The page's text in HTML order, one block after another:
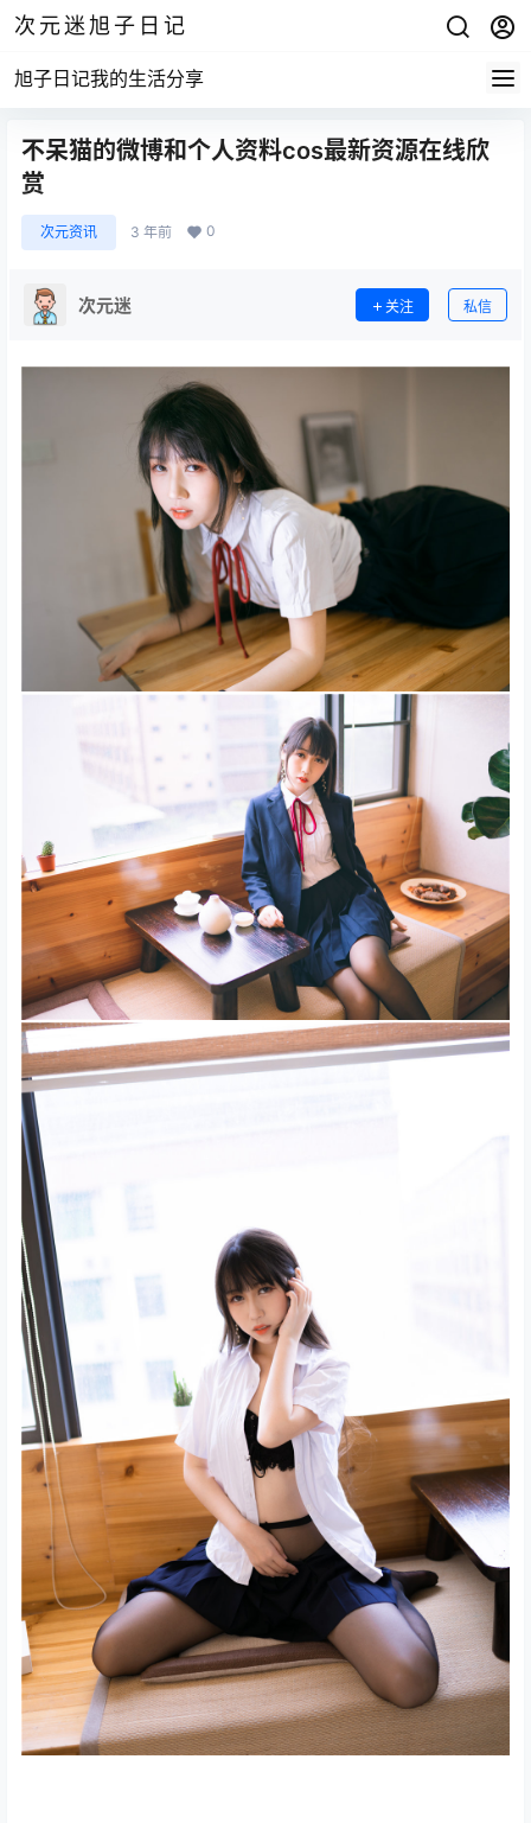
次元迷旭子日记
旭子日记我的生活分享
不呆猫的微博和个人资料cos最新资源在线欣
赏
次元资讯 3 年前 0
次元迷 关注 私信